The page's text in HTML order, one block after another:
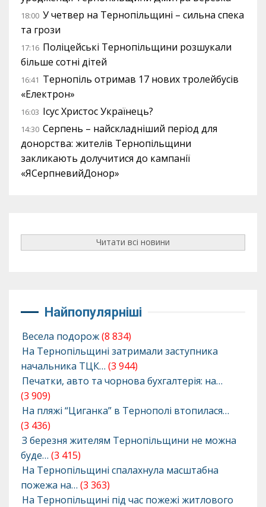
18:00 У четвер на Тернопільщині – сильна спека
та грози
17:16 Поліцейські Тернопільщини розшукали
більше сотні дітей
16:41 Тернопіль отримав 17 нових тролейбусів
«Електрон»
16:03 Ісус Христос Українець?
14:30 Серпень – найскладніший період для
донорства: жителів Тернопільщини
закликають долучитися до кампанії
«ЯСерпневийДонор»
Читати всі новини
Найпопулярніші
Весела подорож(8 834)
На Тернопільщині затримали заступника
начальника ТЦК… (3 944)
Печатки, авто та чорнова бухгалтерія: на…
(3 909)
На пляжі “Циганка” в Тернополі втопилася…
(3 436)
З березня жителям Тернопільщини не можна
буде… (3 415)
На Тернопільщині спалахнула масштабна
пожежа на… (3 363)
На Тернопільщині під час пожежі житлового